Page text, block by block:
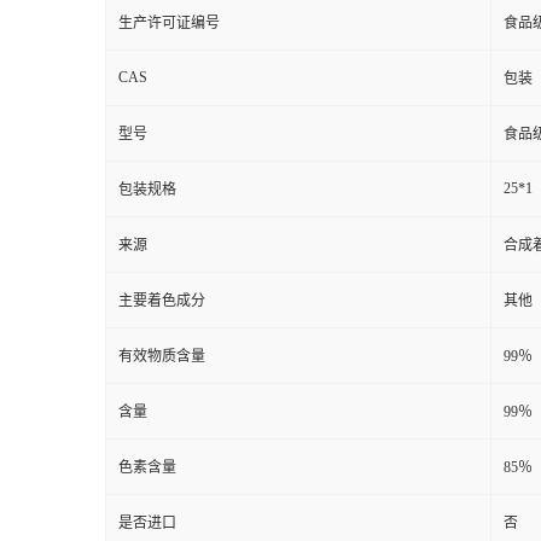
生产许可证编号 食品
CAS 包装
型号 食品
包装规格 25*1
来源 合成
主要着色成分 其他
有效物质含量 99％
含量 99％
色素含量 85％
是否进口 否